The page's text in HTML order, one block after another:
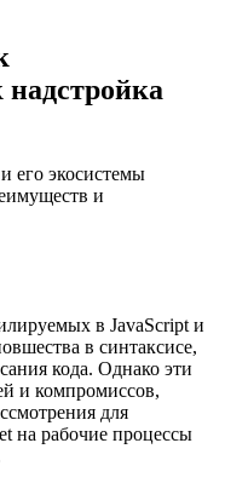
и
в JavaScript и
в синтаксисе,
кода. Однако эти
и компромиссов,